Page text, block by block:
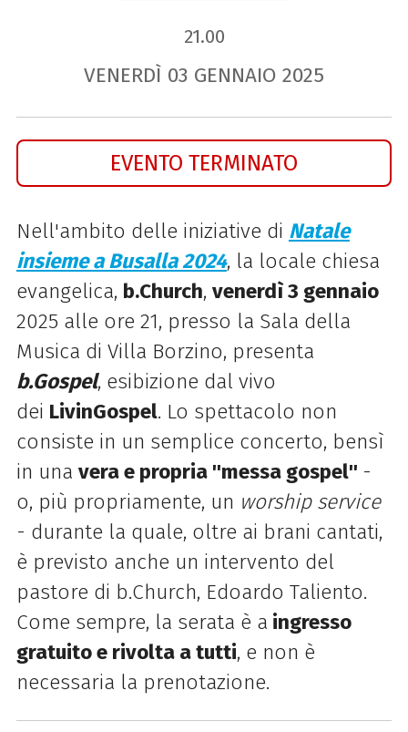
21.00
VENERDÌ 03 GENNAIO 2025
EVENTO TERMINATO
Nell'ambito delle iniziative di Natale
insieme a Busalla 2024, la locale chiesa
evangelica, b.Church, venerdì 3 gennaio
2025 alle ore 21, presso la Sala della
Musica di Villa Borzino, presenta
b.Gospel, esibizione dal vivo
dei LivinGospel. Lo spettacolo non
consiste in un semplice concerto, bensì
in una vera e propria ''messa gospel'' -
o, più propriamente, un worship service
- durante la quale, oltre ai brani cantati,
è previsto anche un intervento del
pastore di b.Church, Edoardo Taliento.
Come sempre, la serata è a ingresso
gratuito e rivolta a tutti, e non è
necessaria la prenotazione.